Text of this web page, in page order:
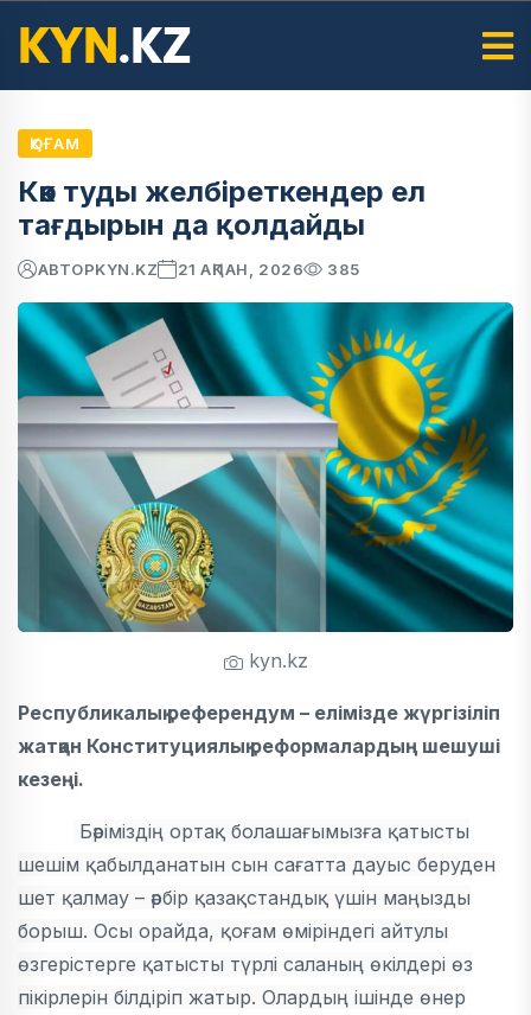
ҚОҒАМ
Көк туды желбіреткендер ел
тағдырын да қолдайды
АВТОРKYN.KZ 21 АҚПАН, 2026 385
kyn.kz
Республикалық референдум – елімізде жүргізіліп
жатқан Конституциялық реформалардың шешуші
кезеңі.
Бәріміздің ортақ болашағымызға қатысты
шешім қабылданатын сын сағатта дауыс беруден
шет қалмау – әрбір қазақстандық үшін маңызды
борыш. Осы орайда, қоғам өміріндегі айтулы
өзгерістерге қатысты түрлі саланың өкілдері өз
пікірлерін білдіріп жатыр. Олардың ішінде өнер